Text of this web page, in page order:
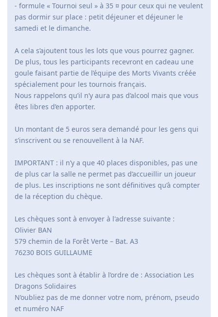
- formule « Tournoi seul » à 35 ¤ pour ceux qui ne veulent
pas dormir sur place : petit déjeuner et déjeuner le
samedi et le dimanche.
A cela s’ajoutent tous les lots que vous pourrez gagner.
De plus, tous les participants recevront en cadeau une
goule faisant partie de l’équipe des Morts Vivants créée
spécialement pour les tournois français.
Nous rappelons qu’il n’y aura pas d’alcool mais que vous
êtes libres d’en apporter.
Un montant de 5 euros sera demandé pour les gens qui
s’inscrivent ou se renouvellent à la NAF.
IMPORTANT : il n’y a que 40 places disponibles, pas une
de plus car la salle ne permet pas d’accueillir un joueur
de plus. Les inscriptions ne sont définitives qu’à compter
de la réception du chèque.
Les chèques sont à envoyer à l'adresse suivante :
Olivier BAN
579 chemin de la Forêt Verte – Bat. A3
76230 BOIS GUILLAUME
Les chèques sont à établir à l’ordre de : Association Les
Dragons Solidaires
N’oubliez pas de me donner votre nom, prénom, pseudo
et numéro NAF